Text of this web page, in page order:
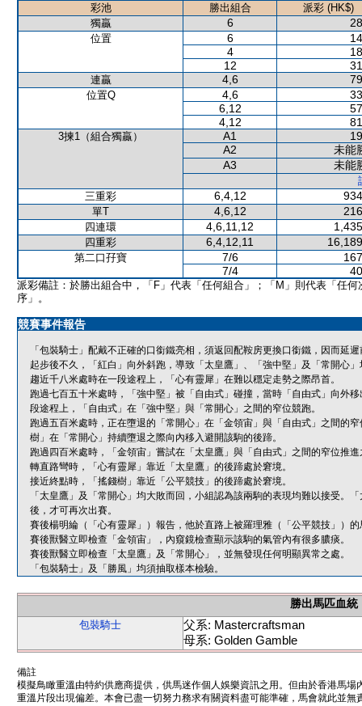
彩池 勝出組合
派彩 (HK$)
獨贏
6
位置 6
4
12
連贏 4,6
位置Q 4,6
6,12
4,12
3揀1（組合獨贏） A1
A2
未能
A3
未能
三重彩
6,4,12
單T 4,6,12
四連環 4,6,11,12
四重彩 6,4,12,11
第二口孖寶 7/6
7/4
派彩備註：於勝出組合中，「F」代表「任何組合」；「M」則代表「任何
序」。
競賽事件報告
「包裝騎士」配戴不正確的口銜鐵亮相，須返回配鞍房更換口銜鐵，因而延
起步後不久，「紅白」向外斜跑，導致「太皇鷹」、「強中堅」及「常開心
趨近千八米處時在一段途程上，「心有靈犀」在難以穩定走勢之際昂首。
跑過七百五十米處時，「強中堅」被「自由式」碰撞，當時「自由式」向外
段途程上，「自由式」在「強中堅」與「常開心」之間的窄位競跑。
跑過五百米處時，正在墮退的「常開心」在「金領宙」與「自由式」之間的
樹」在「常開心」持續墮退之際向內移入避開該駒的後蹄。
跑過四百米處時，「金領宙」嘗試在「太皇鷹」與「自由式」之間的窄位推
轉直路彎時，「心有靈犀」靠近「太皇鷹」的後蹄處於窘境。
接近終點時，「搖錢樹」靠近「公平競技」的後蹄處於窘境。
「太皇鷹」及「常開心」均大敗而回，小組認為該兩駒的表現均難以接受。
後，才可再次出賽。
賽後楊明綸（「心有靈犀」）報告，他於直路上被羅理雅（「公平競技」）
賽後獸醫立即檢查「金領宙」，內窺鏡檢查顯示該駒的氣管內有很多膿痰。
賽後獸醫立即檢查「太皇鷹」及「常開心」，並無發現任何明顯異常之處。
「包裝騎士」及「勝風」均須抽取樣本檢驗。
勝出馬匹血統
包裝騎士
父系: Mastercraftsman
母系: Golden Gamble
備註
模擬鳥瞰重溫由特約供應商提供，供馬迷作個人娛樂資訊之用。但由於香港馬
重溫片段出現偏差。本會已盡一切努力務求有關資料盡可能準確，馬會就此並